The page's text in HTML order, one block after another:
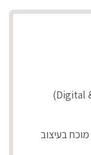
מעצב/ת גרפי/ת ( Digital & Print Designer)
מוכח בעיצוב